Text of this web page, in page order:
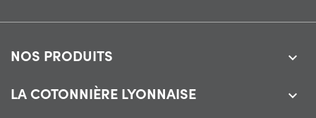
NOS PRODUITS 
LA COTONNIÈRE LYONNAISE 